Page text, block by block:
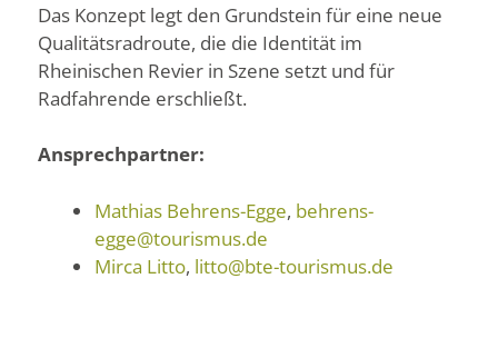
Das Konzept legt den Grundstein für eine neue
Qualitätsradroute, die die Identität im
Rheinischen Revier in Szene setzt und für
Radfahrende erschließt.
Ansprechpartner:
Mathias Behrens-Egge, behrens-
egge@tourismus.de
Mirca Litto, litto@bte-tourismus.de